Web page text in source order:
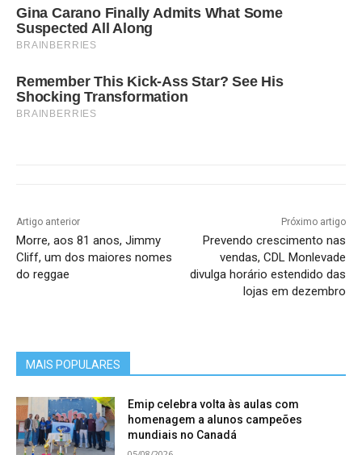
Gina Carano Finally Admits What Some
Suspected All Along
BRAINBERRIES
Remember This Kick-Ass Star? See His
Shocking Transformation
BRAINBERRIES
Artigo anterior
Morre, aos 81 anos, Jimmy
Cliff, um dos maiores nomes
do reggae
Próximo artigo
Prevendo crescimento nas
vendas, CDL Monlevade
divulga horário estendido das
lojas em dezembro
MAIS POPULARES
Emip celebra volta às aulas com
homenagem a alunos campeões
mundiais no Canadá